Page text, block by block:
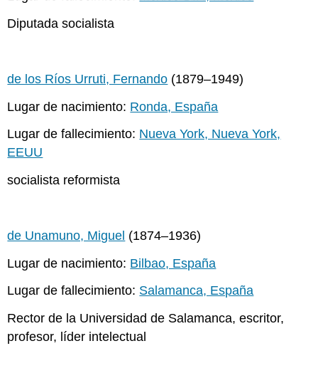
Diputada socialista
de los Ríos Urruti, Fernando (1879–1949)
Lugar de nacimiento: Ronda, España
Lugar de fallecimiento: Nueva York, Nueva York,
EEUU
socialista reformista
de Unamuno, Miguel (1874–1936)
Lugar de nacimiento: Bilbao, España
Lugar de fallecimiento: Salamanca, España
Rector de la Universidad de Salamanca, escritor,
profesor, líder intelectual